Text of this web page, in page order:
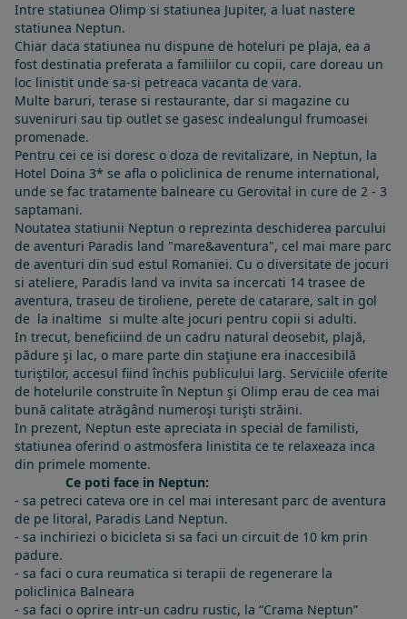
Intre statiunea Olimp si statiunea Jupiter, a luat nastere
statiunea Neptun.
Chiar daca statiunea nu dispune de hoteluri pe plaja, ea a
fost destinatia preferata a familiilor cu copii, care doreau un
loc linistit unde sa-si petreaca vacanta de vara.
Multe baruri, terase si restaurante, dar si magazine cu
suveniruri sau tip outlet se gasesc indealungul frumoasei
promenade.
Pentru cei ce isi doresc o doza de revitalizare, in Neptun, la
Hotel Doina 3* se afla o policlinica de renume international,
unde se fac tratamente balneare cu Gerovital in cure de 2 - 3
saptamani.
Noutatea statiunii Neptun o reprezinta deschiderea parcului
de aventuri Paradis land "mare&aventura", cel mai mare parc
de aventuri din sud estul Romaniei. Cu o diversitate de jocuri
si ateliere, Paradis land va invita sa incercati 14 trasee de
aventura, traseu de tiroliene, perete de catarare, salt in gol
de la inaltime si multe alte jocuri pentru copii si adulti.
In trecut, beneficiind de un cadru natural deosebit, plajă,
pădure şi lac, o mare parte din staţiune era inaccesibilă
turiştilor, accesul fiind închis publicului larg. Serviciile oferite
de hotelurile construite în Neptun şi Olimp erau de cea mai
bună calitate atrăgând numeroşi turişti străini.
In prezent, Neptun este apreciata in special de familisti,
statiunea oferind o astmosfera linistita ce te relaxeaza inca
din primele momente.
Ce poti face in Neptun:
- sa petreci cateva ore in cel mai interesant parc de aventura
de pe litoral, Paradis Land Neptun.
- sa inchiriezi o bicicleta si sa faci un circuit de 10 km prin
padure.
- sa faci o cura reumatica si terapii de regenerare la
policlinica Balneara
- sa faci o oprire intr-un cadru rustic, la “Crama Neptun”